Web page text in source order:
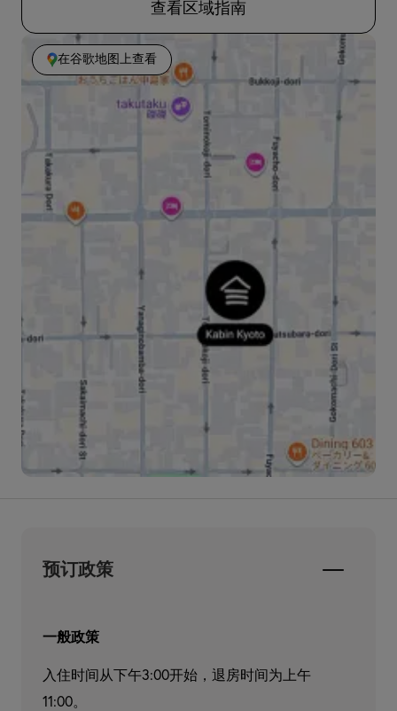
查看区域指南
在谷歌地图上查看
预订政策
一般政策
入住时间从下午3:00开始，退房时间为上午
11:00。